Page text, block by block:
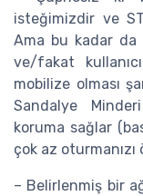
isteğimizdir ve
Ama bu kadar da
ve/fakat
mobilize olması
Sandalye
koruma sağlar
çok az oturmanızı
– Belirlenmiş bir